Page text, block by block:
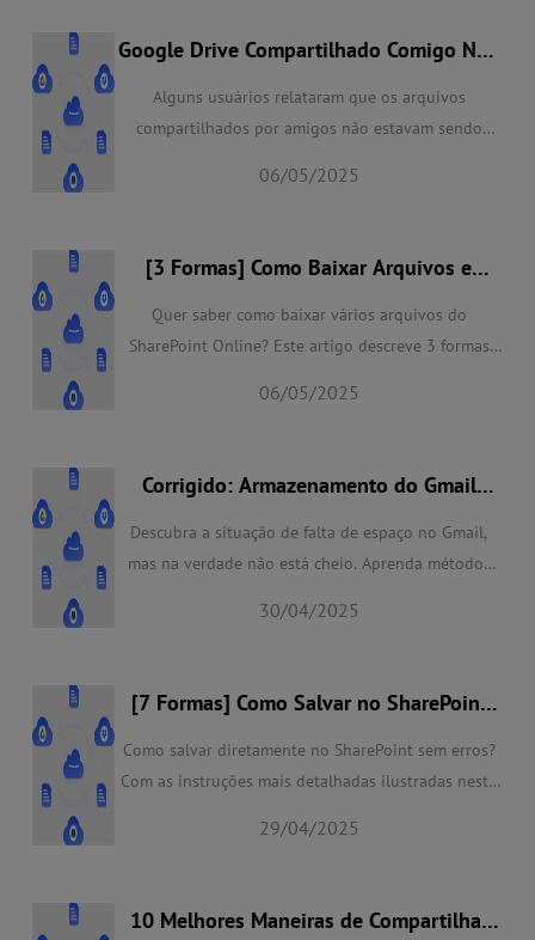
Google Drive Compartilhado Comigo Não
Alguns usuários relataram que os arquivos
compartilhados por amigos não estavam sendo
do Google Drive. O que devemos fazer? Este artigo
06/05/2025
[3 Formas] Como Baixar Arquivos e
Segurança
Quer saber como baixar vários arquivos do
SharePoint Online? Este artigo descreve 3 formas
SharePoint, você pode escolher um método
06/05/2025
Corrigido: Armazenamento do Gmail
Descubra a situação de falta de espaço no Gmail,
mas na verdade não está cheio. Aprenda métodos
armazenamento do Gmail para uso ininterrupto.
30/04/2025
[7 Formas] Como Salvar no SharePoint
Como salvar diretamente no SharePoint sem erros?
Com as instruções mais detalhadas ilustradas neste
salvar com sucesso arquivos como documentos e
29/04/2025
10 Melhores Maneiras de Compartilhar